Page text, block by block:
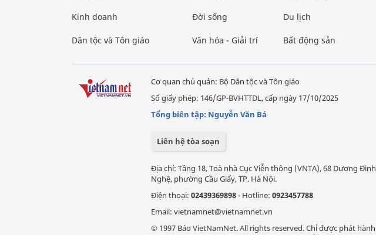
Kinh doanh
Dân tộc và Tôn giáo
Đời sống
Văn hóa - Giải trí
Du lịch
Bất động sản
Cơ quan chủ quản: Bộ Dân tộc và Tôn giáo
Số giấy phép: 146/GP-BVHTTDL, cấp ngày 17/10/2025
Tổng biên tập: Nguyễn Văn Bá
Liên hệ tòa soạn
Địa chỉ: Tầng 18, Toà nhà Cục Viễn thông (VNTA), 68 Dương Đình
Nghệ, phường Cầu Giấy, TP. Hà Nội.
Điện thoại: 02439369898- Hotline: 0923457788
Email: vietnamnet@vietnamnet.vn
© 1997 Báo VietNamNet. All rights reserved. Chỉ được phát hành